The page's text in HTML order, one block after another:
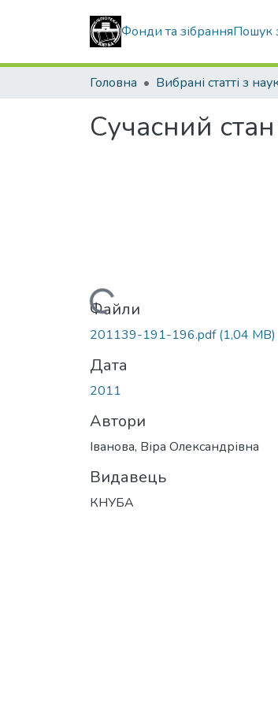
Фонди та зібранняПошук
Головна
Сучасний
Вантажиться...
Файли
201139-191-196.pdf(1,04 MB)
Дата
2011
Автори
Іванова, Віра Олександрівна
Видавець
КНУБА